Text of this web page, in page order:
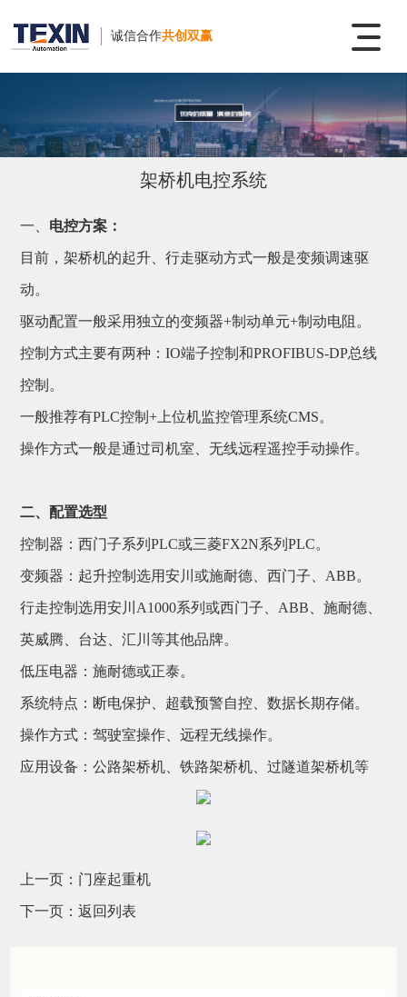
诚信合作共创双赢
架桥机电控系统
一、 电控方案：
目前，架桥机的起升、行走驱动方式一般是变频调速驱
动。
驱动配置一般采用独立的变频器+制动单元+制动电阻。
控制方式主要有两种：IO端子控制和PROFIBUS-DP总线
控制。
一般推荐有PLC控制+上位机监控管理系统CMS。
操作方式一般是通过司机室、无线远程遥控手动操作。
二、配置选型
控制器：西门子系列PLC或三菱FX2N系列PLC。
变频器：起升控制选用安川或施耐德、西门子、ABB。
行走控制选用安川A1000系列或西门子、ABB、施耐德、
英威腾、台达、汇川等其他品牌。
低压电器：施耐德或正泰。
系统特点：断电保护、超载预警自控、数据长期存储。
操作方式：驾驶室操作、远程无线操作。
应用设备：公路架桥机、铁路架桥机、过隧道架桥机等
上一页： 门座起重机
下一页： 返回列表